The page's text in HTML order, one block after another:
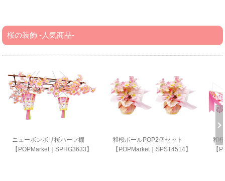
桜の装飾 -人気商品-
ニューボンボリ桜ハーフ棚
【POPMarket｜SPHG3633】
和桜ボールPOP2個セット
【POPMarket｜SPST4514】
和
【